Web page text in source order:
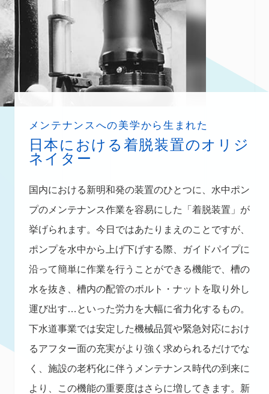
メンテナンスへの美学から生まれた
日本における着脱装置のオリジ
ネイター
国内における新明和発の装置のひとつに、水中ポン
プのメンテナンス作業を容易にした「着脱装置」が
挙げられます。今日ではあたりまえのことですが、
ポンプを水中から上げ下げする際、ガイドパイプに
沿って簡単に作業を行うことができる機能で、槽の
水を抜き、槽内の配管のボルト・ナットを取り外し
運び出す…といった労力を大幅に省力化するもの。
下水道事業では安定した機械品質や緊急対応におけ
るアフター面の充実がより強く求められるだけでな
く、施設の老朽化に伴うメンテナンス時代の到来に
より、この機能の重要度はさらに増してきます。新